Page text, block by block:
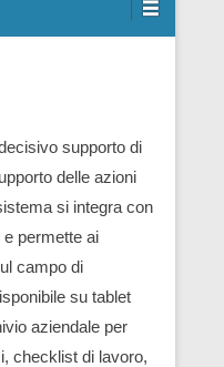
supporto di
delle azioni
si integra con
permette ai
campo di
su tablet
aziendale per
checklist di lavoro,